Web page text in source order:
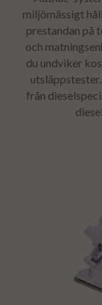
miljömässigt
prestandan på
och
du undviker
från